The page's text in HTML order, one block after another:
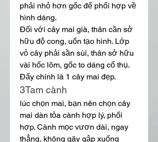
phải nhỏ hơn gốc để phối hợp về
hình dáng.
Đối với cây mai già, thân cần sở
hữu độ cong, uốn tạo hình. Lớp
vỏ cây phải sần sùi, thân sở hữu
vài hốc lõm, gốc to dáng cổ thụ.
Đấy chính là 1 cây mai đẹp.
3Tam cành
lúc chọn mai, bạn nên chọn cây
mai dàn tỏa cành hợp lý, phối
hợp. Cành mọc vươn dài, ngay
thẳng, không gãy gập xuống